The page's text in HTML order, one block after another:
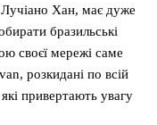
Лучіано Хан, має дуже
бразильські
своєї мережі саме
розкидані по всій
які привертають увагу